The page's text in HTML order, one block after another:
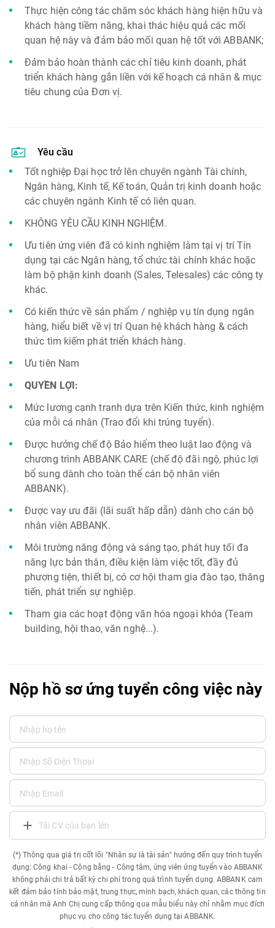
Thực hiện công tác chăm sóc khách hàng hiện hữu và
khách hàng tiềm năng, khai thác hiệu quả các mối
quan hệ này và đảm bảo mối quan hệ tốt với ABBANK;
Đảm bảo hoàn thành các chỉ tiêu kinh doanh, phát
triển khách hàng gắn liền với kế hoạch cá nhân & mục
tiêu chung của Đơn vị.
Yêu cầu
Tốt nghiệp Đại học trở lên chuyên ngành Tài chính,
Ngân hàng, Kinh tế, Kế toán, Quản trị kinh doanh hoặc
các chuyên ngành Kinh tế có liên quan.
KHÔNG YÊU CẦU KINH NGHIỆM.
Ưu tiên ứng viên đã có kinh nghiệm làm tại vị trí Tín
dụng tại các Ngân hàng, tổ chức tài chính khác hoặc
làm bộ phận kinh doanh (Sales, Telesales) các công ty
khác.
Có kiến thức về sản phẩm / nghiệp vụ tín dụng ngân
hàng, hiểu biết về vị trí Quan hệ khách hàng & cách
thức tìm kiếm phát triển khách hàng.
Ưu tiên Nam
QUYỀN LỢI:
Mức lương cạnh tranh dựa trên Kiến thức, kinh nghiệm
của mỗi cá nhân (Trao đổi khi trúng tuyển).
Được hưởng chế độ Bảo hiểm theo luật lao động và
chương trình ABBANK CARE (chế độ đãi ngộ, phúc lợi
bổ sung dành cho toàn thể cán bộ nhân viên
ABBANK).
Được vay ưu đãi (lãi suất hấp dẫn) dành cho cán bộ
nhân viên ABBANK.
Môi trường năng động và sáng tạo, phát huy tối đa
năng lực bản thân, điều kiện làm việc tốt, đầy đủ
phương tiện, thiết bị, có cơ hội tham gia đào tạo, thăng
tiến, phát triển sự nghiệp.
Tham gia các hoạt động văn hóa ngoại khóa (Team
building, hội thao, văn nghệ...).
Nộp hồ sơ ứng tuyển công việc này
Tải CV của bạn lên
(*) Thông qua giá trị cốt lõi "Nhân sự là tài sản" hướng đến quy trình tuyển
dụng: Công khai - Công bằng - Công tâm, ứng viên ứng tuyển vào ABBANK
không phải chi trả bất kỳ chi phí trong quá trình tuyển dụng. ABBANK cam
kết đảm bảo tính bảo mật, trung thực, minh bạch, khách quan, các thông tin
cá nhân mà Anh Chị cung cấp thông qua mẫu biểu này chỉ nhằm mục đích
phục vụ cho công tác tuyển dụng tại ABBANK.